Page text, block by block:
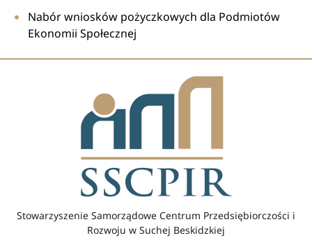
Nabór wniosków pożyczkowych dla Podmiotów
Ekonomii Społecznej
Stowarzyszenie Samorządowe Centrum Przedsiębiorczości i
Rozwoju w Suchej Beskidzkiej